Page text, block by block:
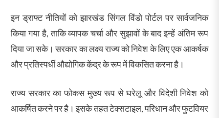
इन ड्राफ्ट नीतियों को झारखंड सिंगल विंडो पोर्टल पर सार्वजनिक
किया गया है, ताकि व्यापक चर्चा और सुझावों के बाद इन्हें अंतिम रूप
दिया जा सके। सरकार का लक्ष्य राज्य को निवेश के लिए एक आकर्षक
और प्रतिस्पर्धी औद्योगिक केंद्र के रूप में विकसित करना है।
राज्य सरकार का फोकस मुख्य रूप से घरेलू और विदेशी निवेश को
आकर्षित करने पर है। इसके तहत टेक्सटाइल, परिधान और फुटवियर